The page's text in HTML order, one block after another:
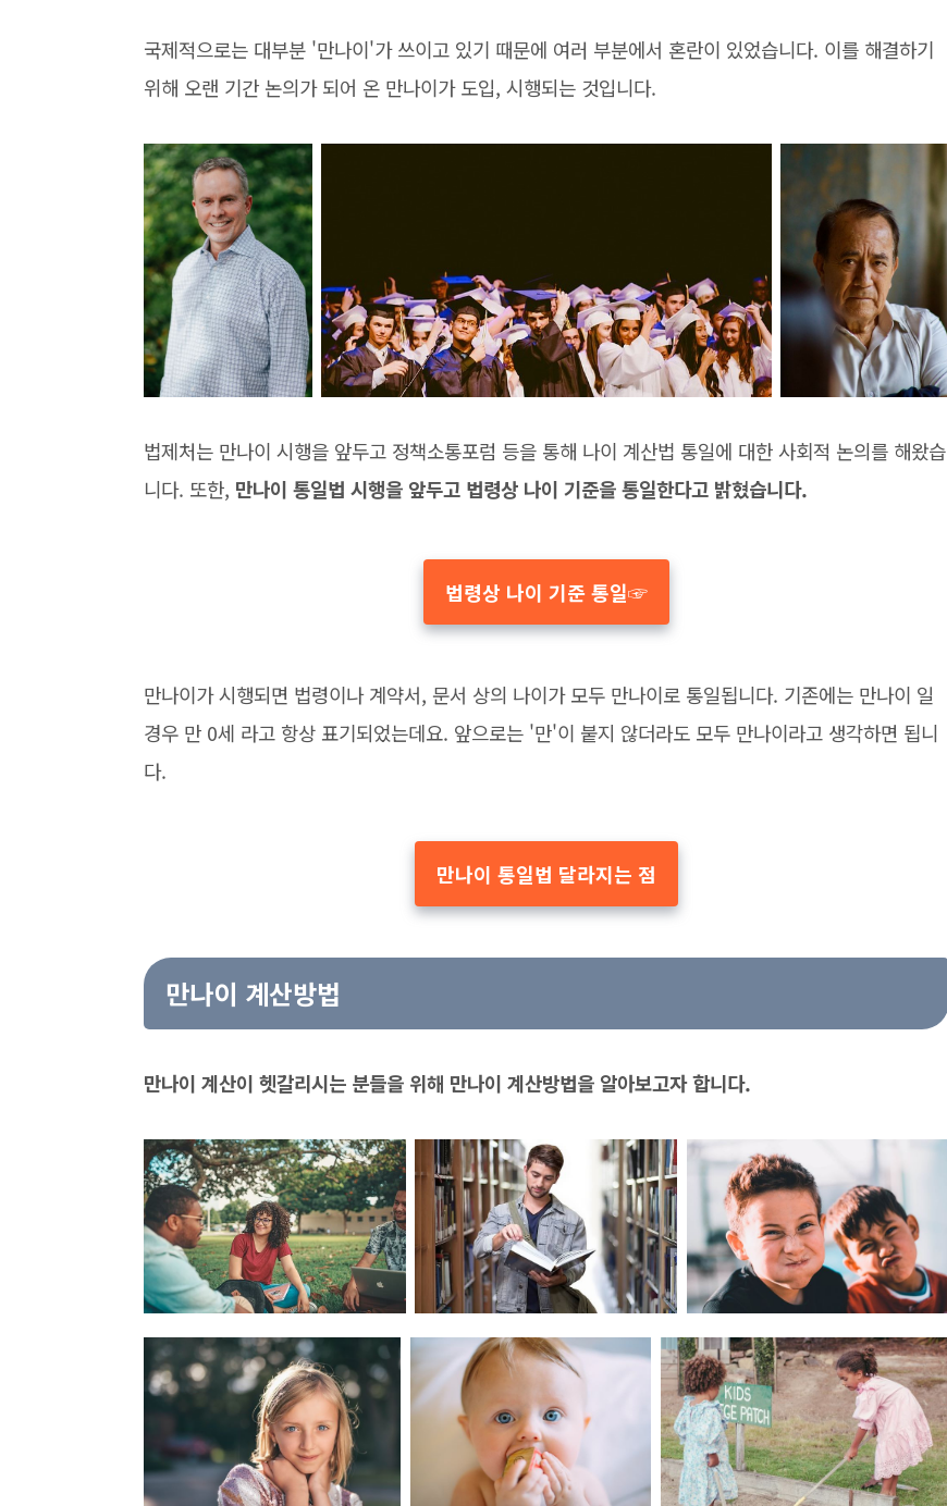
국제적으로는 대부분 '만나이'가 쓰이고 있기 때문에 여러 부분에서 혼란이 있었습니다. 이를 해결하기
위해 오랜 기간 논의가 되어 온 만나이가 도입, 시행되는 것입니다.
법제처는 만나이 시행을 앞두고 정책소통포럼 등을 통해 나이 계산법 통일에 대한 사회적 논의를 해왔습
니다. 또한, 만나이 통일법 시행을 앞두고 법령상 나이 기준을 통일한다고 밝혔습니다.
법령상 나이 기준 통일☞
만나이가 시행되면 법령이나 계약서, 문서 상의 나이가 모두 만나이로 통일됩니다. 기존에는 만나이 일
경우 만 0세 라고 항상 표기되었는데요. 앞으로는 '만'이 붙지 않더라도 모두 만나이라고 생각하면 됩니
다.
만나이 통일법 달라지는 점
만나이 계산방법
만나이 계산이 헷갈리시는 분들을 위해 만나이 계산방법을 알아보고자 합니다.